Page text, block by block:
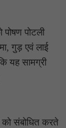
पोटली
गुड़ एवं लाई
यह सामग्री
को संबोधित करते